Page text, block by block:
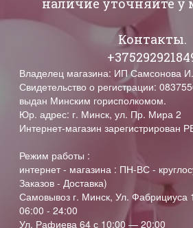
наличие уточняйте у
Контакты.
Владелец магазина: ИП Самсонова
Свидетельство о регистрации:
выдан Минским горисполкомом.
Юр. адрес: г. Минск, ул. Пр. Мира 2
Интернет-магазин зарегистрирован
Режим работы :
интернет - магазина : ПН-ВС -
Заказов - Доставка)
Самовывоз г. Минск, Ул. Фабрициуса
06:00 - 24:00
Ул. Рафиева 64 с 10:00 — 20:00